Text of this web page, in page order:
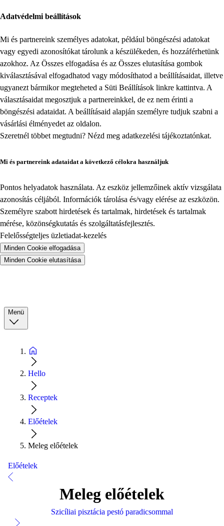
Adatvédelmi beállítások
Mi és partnereink személyes adatokat, például böngészési adatokat
vagy egyedi azonosítókat tárolunk a készülékeden, és hozzáférhetünk
azokhoz. Az Összes elfogadása és az Összes elutasítása gombok
kiválasztásával elfogadhatod vagy módosíthatod a beállításaidat, illetve
ugyanezt bármikor megteheted a Süti Beállítások linkre kattintva. A
választásaidat megosztjuk a partnereinkkel, de ez nem érinti a
böngészési adataidat. A beállításaid alapján személyre tudjuk szabni a
vásárlási élményedet az oldalon.
Szeretnél többet megtudni? Nézd meg adatkezelési tájékoztatónkat.
Mi és partnereink adataidat a következő célokra használjuk
Pontos helyadatok használata. Az eszköz jellemzőinek aktív vizsgálata
azonosítás céljából. Információk tárolása és/vagy elérése az eszközön.
Személyre szabott hirdetések és tartalmak, hirdetések és tartalmak
mérése, közönségkutatás és szolgáltatásfejlesztés.
Felelősségteljes üzletiadat-kezelés
Minden Cookie elfogadása
Minden Cookie elutasítása
Menü
Hello
Receptek
Előételek
Meleg előételek
Előételek
Meleg előételek
Szicíliai pisztácia pestó paradicsommal